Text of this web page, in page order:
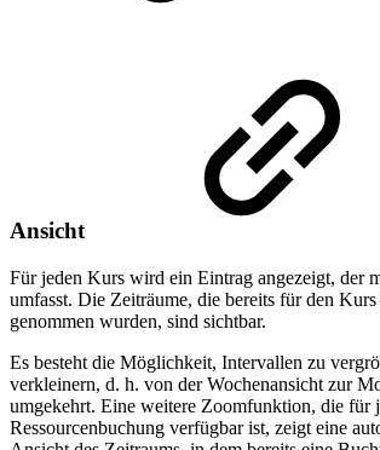
Ansicht
Für jeden Kurs wird ein Eintrag angezeigt, der
umfasst. Die Zeiträume, die bereits für den
genommen wurden, sind sichtbar.
Es besteht die Möglichkeit, Intervallen zu
verkleinern, d. h. von der Wochenansicht zur
umgekehrt. Eine weitere Zoomfunktion, die für
Ressourcenbuchung verfügbar ist, zeigt eine